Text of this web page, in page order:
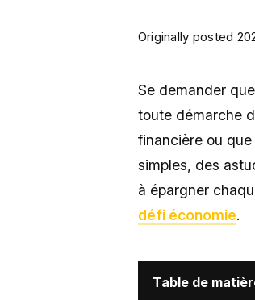
Originally posted
Se demander
toute démarche
financière ou
simples, des
à épargner
défi économie.
Table de